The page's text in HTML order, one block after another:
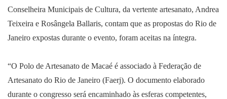
Conselheira Municipais de Cultura, da vertente artesanato, Andrea
Teixeira e Rosângela Ballaris, contam que as propostas do Rio de
Janeiro expostas durante o evento, foram aceitas na íntegra.
“O Polo de Artesanato de Macaé é associado à Federação de
Artesanato do Rio de Janeiro (Faerj). O documento elaborado
durante o congresso será encaminhado às esferas competentes,